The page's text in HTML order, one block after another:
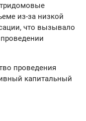
из-за низкой
что вызывало
проведения
капитальный